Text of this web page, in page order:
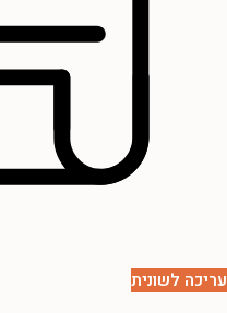
עריכה לשונית